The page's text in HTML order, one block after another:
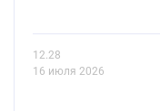
12.28
16 июля 2026